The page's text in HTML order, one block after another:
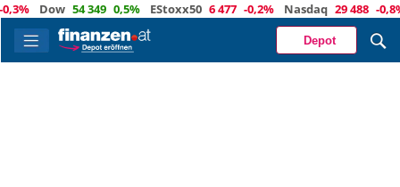
Dow 54 349 0,5% EStoxx50 6 477 -0,2% Nasdaq 29 488 -0,8%
Depot